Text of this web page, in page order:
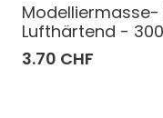
Lufthärtend -
3.70 CHF